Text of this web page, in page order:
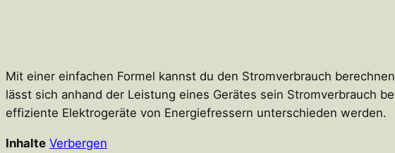
Mit einer einfachen Formel kannst du den Stromverbrauch
lässt sich anhand der Leistung eines Gerätes sein Stromverbrauch
effiziente Elektrogeräte von Energiefressern unterschieden werden.
Inhalte Verbergen